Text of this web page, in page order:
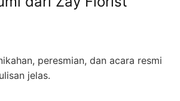
peresmian, dan acara resmi
jelas.